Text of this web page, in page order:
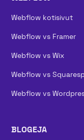
Webflow kotisivut
Webflow vs Framer
Webflow vs Wix
Webflow vs
Webflow vs
BLOGEJA